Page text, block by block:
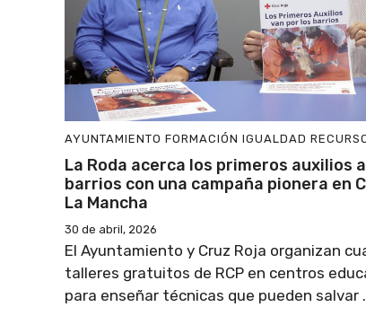
AYUNTAMIENTO FORMACIÓN IGUALDAD
La Roda acerca los primeros auxilios
barrios con una campaña pionera en
La Mancha
30 de abril, 2026
El Ayuntamiento y Cruz Roja organizan
talleres gratuitos de RCP en centros
para enseñar técnicas que pueden salvar